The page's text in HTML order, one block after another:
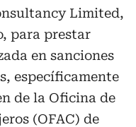
Limited,
para prestar
en sanciones
específicamente
de la Oficina de
(OFAC) de